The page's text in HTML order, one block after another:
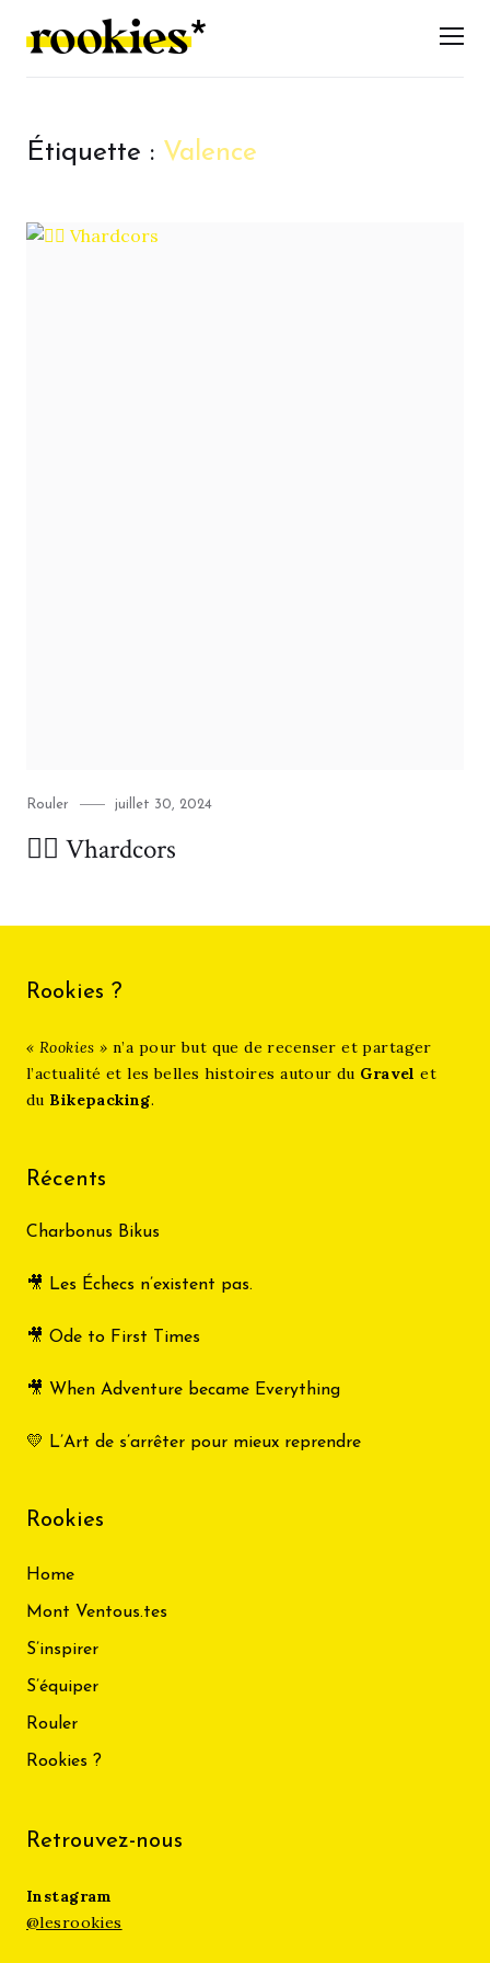
LES ROOKIES
Étiquette : Valence
Category
Rouler
Posted
juillet 30, 2024
🚴‍♂️ Vhardcors
Rookies ?
« Rookies »n’a pour but que de recenser et partager
l’actualité et les belles histoires autour du Gravel et
du Bikepacking.
Récents
Charbonus Bikus
🎥 Les Échecs n’existent pas.
🎥 Ode to First Times
🎥 When Adventure became Everything
💛 L’Art de s’arrêter pour mieux reprendre
Rookies
Home
Mont Ventous.tes
S’inspirer
S’équiper
Rouler
Rookies ?
Retrouvez-nous
Instagram
@lesrookies